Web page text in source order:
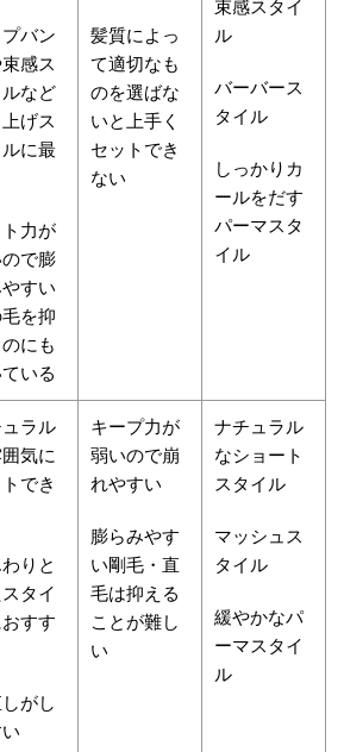
バン
感ス
など
げス
に最
力が
で膨
すい
を抑
にも
いる
髪質によっ
て適切なも
のを選ばな
いと上手く
セットでき
ない
束感スタイ
ル
バーバース
タイル
しっかりカ
ールをだす
パーマスタ
イル
ラル
気に
でき
りと
タイ
すす
がし
キープ力が
弱いので崩
れやすい
膨らみやす
い剛毛・直
毛は抑える
ことが難し
い
ナチュラル
なショート
スタイル
マッシュス
タイル
緩やかなパ
ーマスタイ
ル